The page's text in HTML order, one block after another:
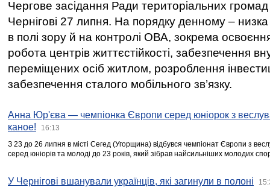
Чергове засідання Ради територіальних громад
Чернігові 27 липня. На порядку денному –
в полі зору й на контролі ОВА, зокрема освоєння
робота центрів життєстійкості, забезпечення
переміщених осіб житлом, розроблення
забезпечення сталого мобільного зв’язку.
Анна Юр'єва — чемпіонка Європи серед юніорок з
каное!
16:13
З 23 до 26 липня в місті Сегед (Угорщина) відбувся чемпіонат Європи з
серед юніорів та молоді до 23 років, який зібрав найсильніших молодих
У Чернігові вшанували українців, які загинули в полоні